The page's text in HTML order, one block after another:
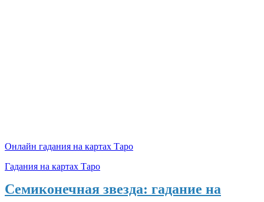
Онлайн гадания на картах Таро
Гадания на картах Таро
Семиконечная звезда: гадание на